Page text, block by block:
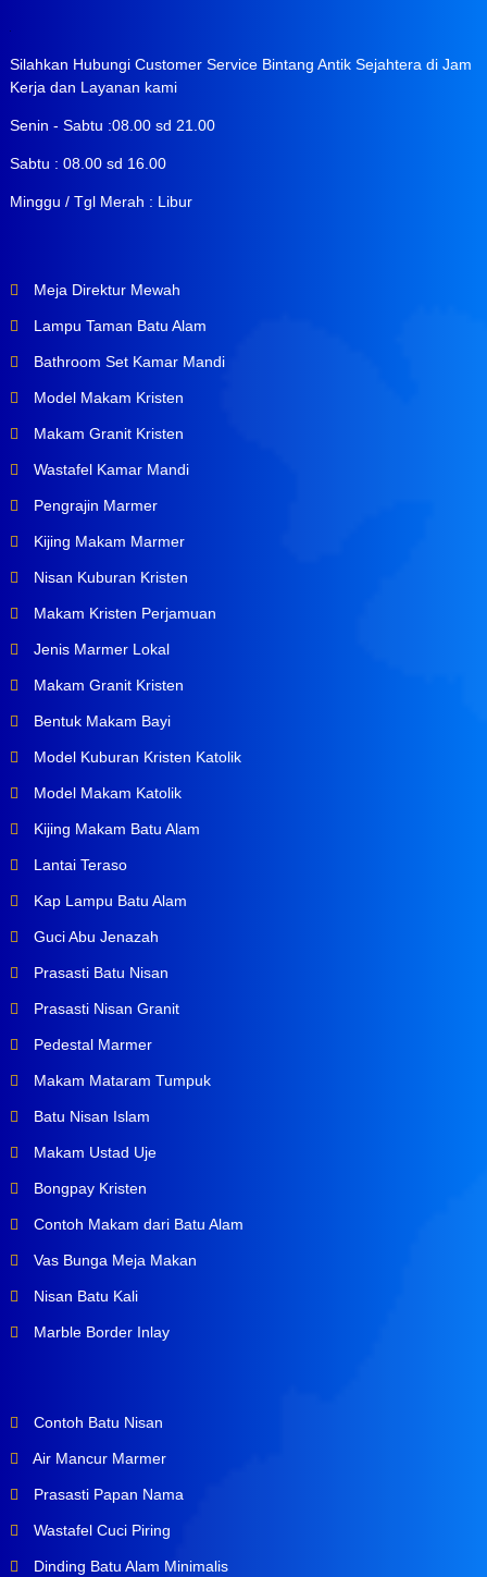
Silahkan Hubungi Customer Service Bintang Antik Sejahtera di Jam
Kerja dan Layanan kami
Senin - Sabtu :08.00 sd 21.00
Sabtu : 08.00 sd 16.00
Minggu / Tgl Merah : Libur
Meja Direktur Mewah
Lampu Taman Batu Alam
Bathroom Set Kamar Mandi
Model Makam Kristen
Makam Granit Kristen
Wastafel Kamar Mandi
Pengrajin Marmer
Kijing Makam Marmer
Nisan Kuburan Kristen
Makam Kristen Perjamuan
Jenis Marmer Lokal
Makam Granit Kristen
Bentuk Makam Bayi
Model Kuburan Kristen Katolik
Model Makam Katolik
Kijing Makam Batu Alam
Lantai Teraso
Kap Lampu Batu Alam
Guci Abu Jenazah
Prasasti Batu Nisan
Prasasti Nisan Granit
Pedestal Marmer
Makam Mataram Tumpuk
Batu Nisan Islam
Makam Ustad Uje
Bongpay Kristen
Contoh Makam dari Batu Alam
Vas Bunga Meja Makan
Nisan Batu Kali
Marble Border Inlay
Contoh Batu Nisan
Air Mancur Marmer
Prasasti Papan Nama
Wastafel Cuci Piring
Dinding Batu Alam Minimalis